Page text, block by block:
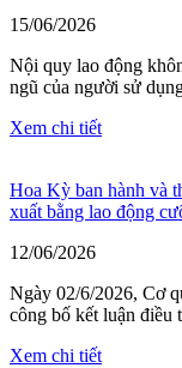
15/06/2026
Nội quy lao động
ngũ của người sử
Xem chi tiết
Hoa Kỳ ban hành và
xuất bằng lao động
12/06/2026
Ngày 02/6/2026, Cơ
công bố kết luận điều
Xem chi tiết